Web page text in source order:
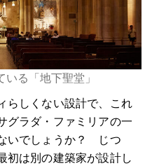
る「地下聖堂」
しくない設計で、これ
グラダ・ファミリアの一
いでしょうか？ じつ
初は別の建築家が設計し